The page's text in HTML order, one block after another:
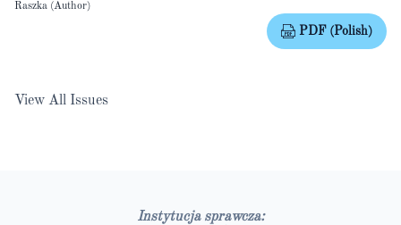
Raszka (Author)
PDF (Polish)
View All Issues
Instytucja sprawcza: